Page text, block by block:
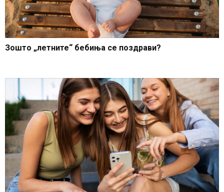
Зошто „летните“ бебиња се поздрави?